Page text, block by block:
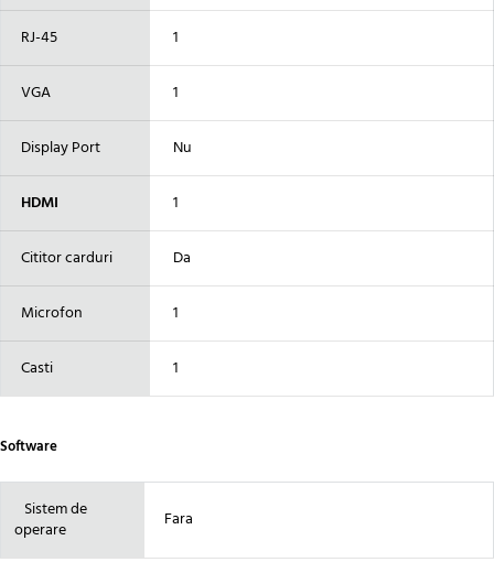
RJ-45 1
VGA 1
Display Port Nu
HDMI 1
Cititor carduri Da
Microfon 1
Casti 1
Software
Sistem de
operare
Fara